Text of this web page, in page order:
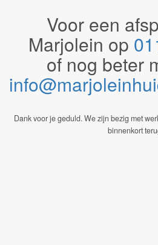
Voor een
Marjolein op
of nog beter
Dank voor je geduld. We zijn bezig met
binnenkort